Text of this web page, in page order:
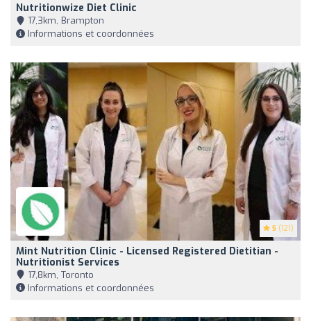
Nutritionwize Diet Clinic
17,3km, Brampton
Informations et coordonnées
5 (121)
Mint Nutrition Clinic - Licensed Registered Dietitian -
Nutritionist Services
17,8km, Toronto
Informations et coordonnées